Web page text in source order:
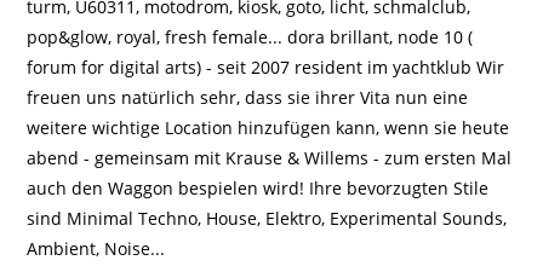
turm, U60311, motodrom, kiosk, goto, licht, schmalclub,
pop&glow, royal, fresh female... dora brillant, node 10 (
forum for digital arts) - seit 2007 resident im yachtklub Wir
freuen uns natürlich sehr, dass sie ihrer Vita nun eine
weitere wichtige Location hinzufügen kann, wenn sie heute
abend - gemeinsam mit Krause & Willems - zum ersten Mal
auch den Waggon bespielen wird! Ihre bevorzugten Stile
sind Minimal Techno, House, Elektro, Experimental Sounds,
Ambient, Noise...